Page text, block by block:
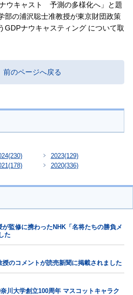
ナウキャスト 予測の多様化へ」と題
部の浦沢聡士准教授が東京財団政策
GDPナウキャスティング について取
前のページへ戻る
(230) 2023(129)
(178) 2020(336)
監修に携わったNHK「名将たちの勝負メ
た
のコメントが読売新聞に掲載されました
川大学創立100周年 マスコットキャラク